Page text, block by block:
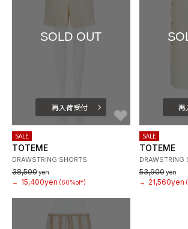
SOLD OUT
再入荷受付
SALE
TOTEME
DRAWSTRING SHORTS
38,500yen
→
15,400yen (60%off)
再
SALE
TOTEME
DRAWSTRING
53,900yen
→
21,560yen